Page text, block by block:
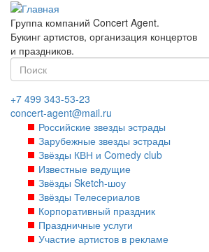
Перейти
основному
содержанию
Группа компаний Concert Agent.
Букинг артистов, организация концертов
и праздников.
Форма
поиска
+7 499 343-53-23
concert-agent@mail.ru
Российские звезды эстрады
Зарубежные звезды эстрады
Звёзды КВН и Comedy club
Известные ведущие
Звёзды Sketch-шоу
Звёзды Телесериалов
Корпоративный праздник
Праздничные услуги
Участие артистов в рекламе